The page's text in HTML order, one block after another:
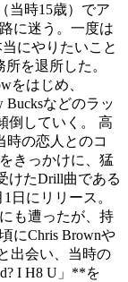
当時15歳）でア
に迷う。一度は
にやりたいこと
を退所した。
をはじめ、
Bucksなどのラッ
倒していく。 高
時の恋人とのコ
きっかけに、猛
けたDrill曲である
日にリリース。
も遭ったが、持
にChris Brownや
出会い、当時の
I H8 U」**を